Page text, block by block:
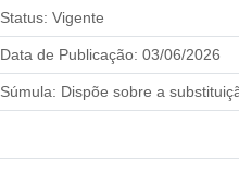
Status: Vigente
Data de Publicação: 03/06/2026
Súmula: Dispõe sobre a